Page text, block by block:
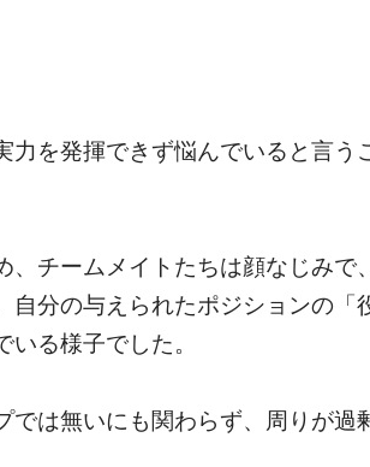
を発揮できず悩んでいると言う
チームメイトたちは顔なじみで
分の与えられたポジションの「
る様子でした。
は無いにも関わらず、周りが過